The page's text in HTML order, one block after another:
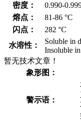
密度：
0.990-
熔点：
81-86 °C
闪点：
282 °C
水溶性：
Soluble in
Insoluble
暂无技术文章！
象形图：
警示语：